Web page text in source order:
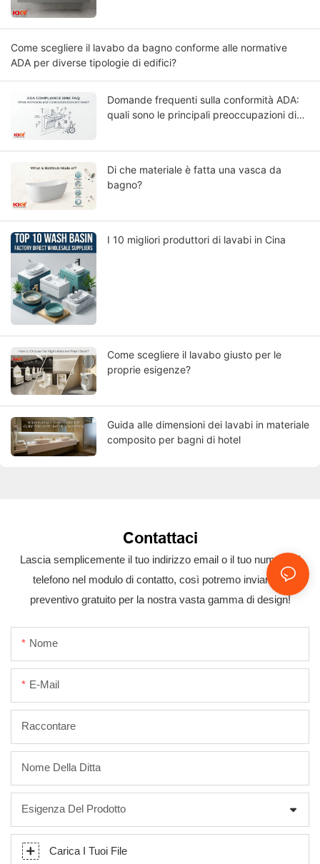
Come scegliere il lavabo da bagno conforme alle normative
ADA per diverse tipologie di edifici?
Domande frequenti sulla conformità ADA:
quali sono le principali preoccupazioni di
Di che materiale è fatta una vasca da
bagno?
I 10 migliori produttori di lavabi in Cina
Come scegliere il lavabo giusto per le
proprie esigenze?
Guida alle dimensioni dei lavabi in materiale
composito per bagni di hotel
Contattaci
Lascia semplicemente il tuo indirizzo email o il tuo numero di
telefono nel modulo di contatto, così potremo inviarti un
preventivo gratuito per la nostra vasta gamma di design!
Nome
E-Mail
Raccontare
Nome Della Ditta
Esigenza Del Prodotto
Carica I Tuoi File